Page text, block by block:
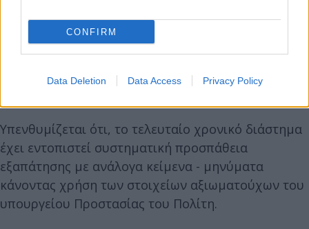
CONFIRM
Data Deletion Data Access Privacy Policy
Υπενθυμίζεται ότι, το τελευταίο χρονικό διάστημα
έχει εντοπιστεί συστηματική προσπάθεια
εξαπάτησης με ανάλογα κείμενα - μηνύματα
κάνοντας χρήση των στοιχείων αξιωματούχων του
υπουργείου Προστασίας του Πολίτη.